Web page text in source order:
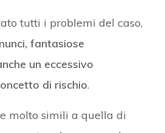
tutti i problemi del caso,
fantasiose
un eccessivo
di rischio.
molto simili a quella di